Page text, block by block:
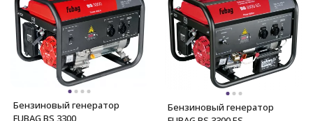
Бензиновый генератор
FUBAG BS 3300
Бензиновый генератор